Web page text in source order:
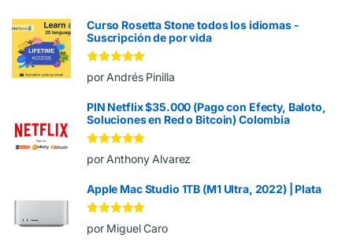
Curso Rosetta Stone todos los idiomas -
Suscripción de por vida
Valorado en5
de 5
por Andrés Pinilla
PIN Netflix $35.000 (Pago con Efecty, Baloto,
Soluciones en Red o Bitcoin) Colombia
Valorado en5
de 5
por Anthony Alvarez
Apple Mac Studio 1TB (M1 Ultra, 2022) | Plata
Valorado en 5
de 5
por Miguel Caro